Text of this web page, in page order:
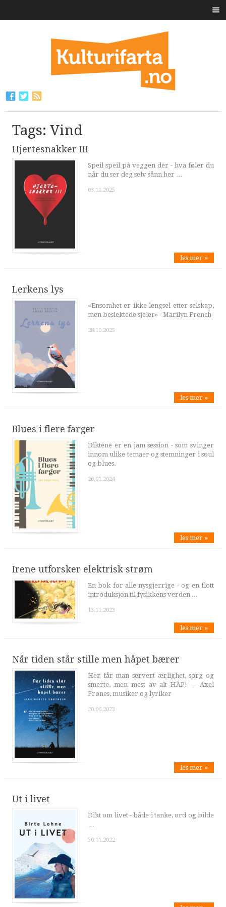
Tags: Vind
Hjertesnakker III
Speil speil på veggen der - hva føler du
når du ser deg selv sånn her …
03.11.2025
les mer »
Lerkens lys
«Ensomhet er ikke lengsel etter selskap,
men beslektede sjeler» - Marilyn French
28.10.2025
les mer »
Blues i flere farger
Diktene er en jam session - som svinger
innom ulike temaer og stemninger i soul
og blues.
26.01.2024
les mer »
Irene utforsker elektrisk strøm
En bok for alle nysgjerrige - og en flott
introduksjon til fysikkens verden ...
13.11.2023
les mer »
Når tiden står stille men håpet bærer
Her får man servert ærlighet, sorg og
smerte, men mest av alt HÅP! -– Axel
Frønes, musiker og lyriker
20.06.2023
les mer »
Ut i livet
Dikt om livet - både i tanke, ord og bilde
…
30.11.2022